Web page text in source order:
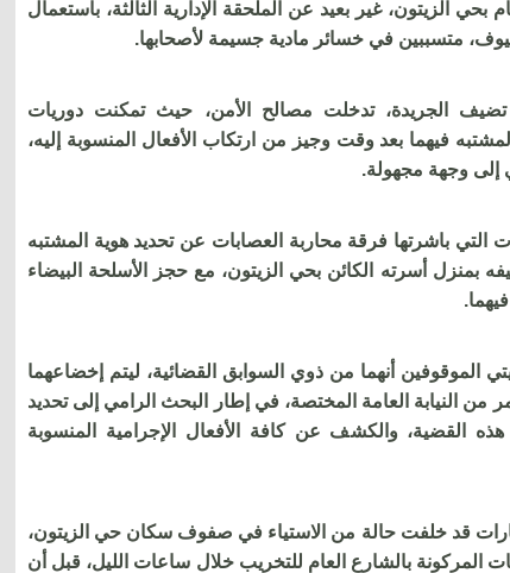
بحي الزيتون، غير بعيد عن الملحقة الإدارية الثالثة، باستعمال
متسببين في خسائر مادية جسيمة لأصحابها.
تضيف الجريدة، تدخلت مصالح الأمن، حيث تمكنت دوريات
فيهما بعد وقت وجيز من ارتكاب الأفعال المنسوبة إليه،
إلى وجهة مجهولة.
التي باشرتها فرقة محاربة العصابات عن تحديد هوية المشتبه
بمنزل أسرته الكائن بحي الزيتون، مع حجز الأسلحة البيضاء
الموقوفين أنهما من ذوي السوابق القضائية، ليتم إخضاعهما
من النيابة العامة المختصة، في إطار البحث الرامي إلى تحديد
القضية، والكشف عن كافة الأفعال الإجرامية المنسوبة
قد خلفت حالة من الاستياء في صفوف سكان حي الزيتون،
المركونة بالشارع العام للتخريب خلال ساعات الليل، قبل أن